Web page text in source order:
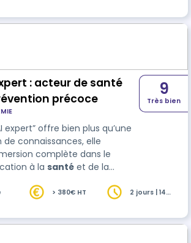
d’animation et être capable
: acteur de santé
précoce
expert” offre bien plus qu’une
connaissances, elle
complète dans le
à la santé et de la
leurs besoins, leur
En fournissant
approfondie des enjeux liés à
9
Très bien
> 380€ HT
2 jours | 14